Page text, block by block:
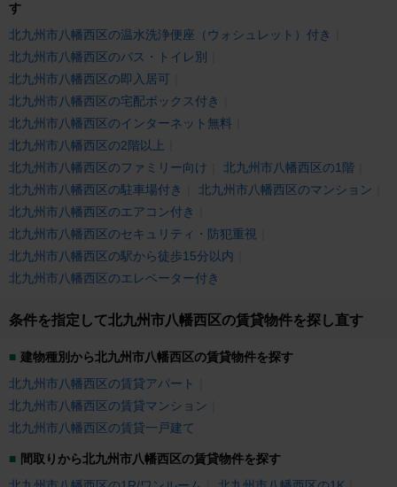
す
北九州市八幡西区の温水洗浄便座（ウォシュレット）付き
北九州市八幡西区のバス・トイレ別
北九州市八幡西区の即入居可
北九州市八幡西区の宅配ボックス付き
北九州市八幡西区のインターネット無料
北九州市八幡西区の2階以上
北九州市八幡西区のファミリー向け
北九州市八幡西区の1階
北九州市八幡西区の駐車場付き
北九州市八幡西区のマンション
北九州市八幡西区のエアコン付き
北九州市八幡西区のセキュリティ・防犯重視
北九州市八幡西区の駅から徒歩15分以内
北九州市八幡西区のエレベーター付き
条件を指定して北九州市八幡西区の賃貸物件を探し直す
建物種別から北九州市八幡西区の賃貸物件を探す
北九州市八幡西区の賃貸アパート
北九州市八幡西区の賃貸マンション
北九州市八幡西区の賃貸一戸建て
間取りから北九州市八幡西区の賃貸物件を探す